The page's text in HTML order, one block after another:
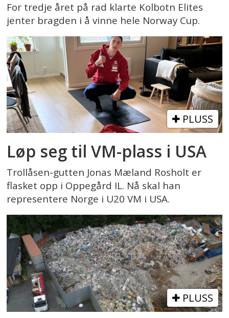
For tredje året på rad klarte Kolbotn Elites
jenter bragden i å vinne hele Norway Cup.
PLUSS
Løp seg til VM-plass i USA
Trollåsen-gutten Jonas Mæland Rosholt er
flasket opp i Oppegård IL. Nå skal han
representere Norge i U20 VM i USA.
PLUSS